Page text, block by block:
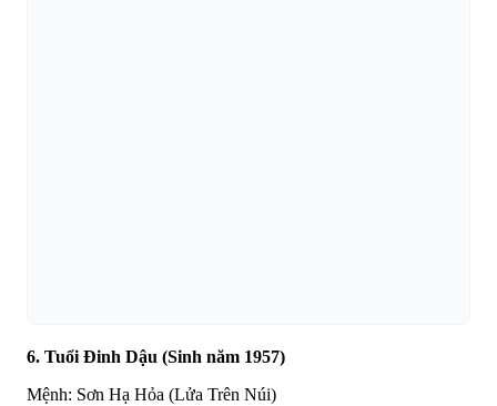
6. Tuổi Đinh Dậu (Sinh năm 1957)
Mệnh: Sơn Hạ Hỏa (Lửa Trên Núi)